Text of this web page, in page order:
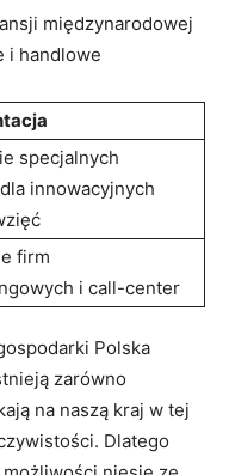
​międzynarodowej
i ⁤handlowe
specjalnych
⁤innowacyjnych
firm
i call-center
Polska
​zarówno
na naszą kraj w tej
Dlatego